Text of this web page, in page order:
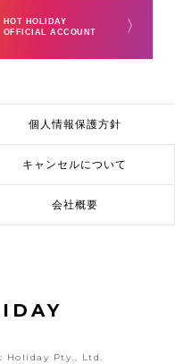
HOT HOLIDAY
OFFICIAL ACCOUNT
〉
個人情報保護方針
キャンセルについて
会社概要
Holiday Pty., Ltd.